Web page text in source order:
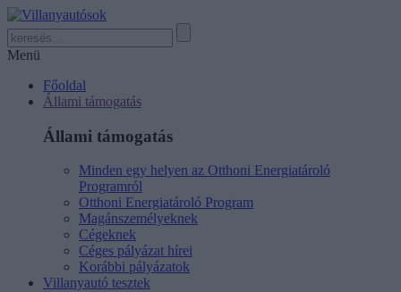
Menü
Főoldal
Állami támogatás
Állami támogatás
Minden egy helyen az Otthoni Energiatároló
Programról
Otthoni Energiatároló Program
Magánszemélyeknek
Cégeknek
Céges pályázat hírei
Korábbi pályázatok
Villanyautó tesztek